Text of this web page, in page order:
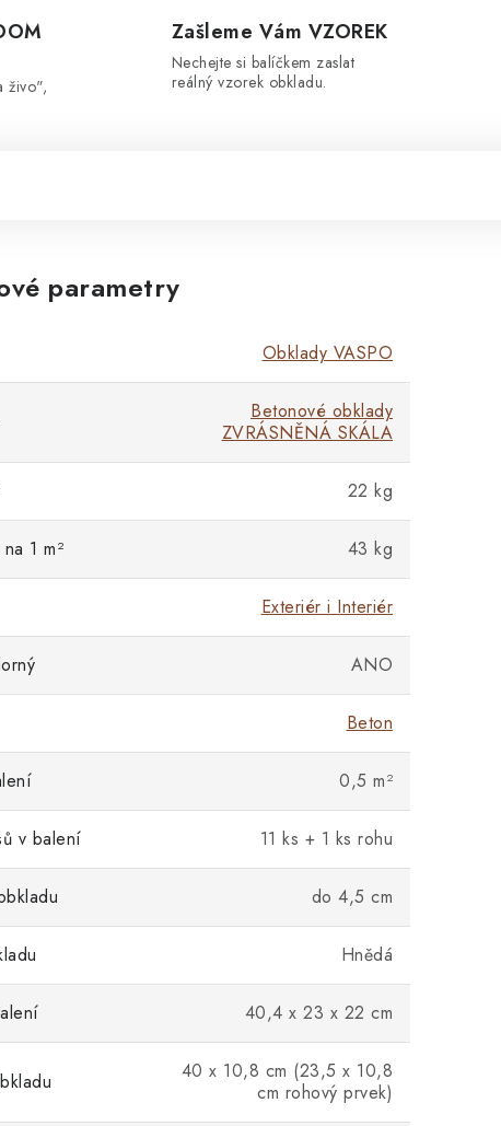
živo",
Zašleme Vám VZOREK
Nechejte si balíčkem zaslat
reálný vzorek obkladu.
parametry
Obklady VASPO
Betonové obklady
ZVRÁSNĚNÁ SKÁLA
22 kg
1 m² 43 kg
Exteriér i Interiér
ANO
Beton
0,5 m²
v balení 11 ks + 1 ks rohu
do 4,5 cm
Hnědá
40,4 x 23 x 22 cm
40 x 10,8 cm (23,5 x 10,8
cm rohový prvek)